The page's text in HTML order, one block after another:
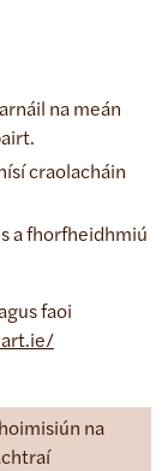
na meán
craolacháin
a fhorfheidhmiú
faoi
na